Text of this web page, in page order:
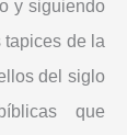
y siguiendo
de la
del siglo
que